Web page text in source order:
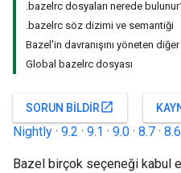
.bazelrc dosyaları nerede
.bazelrc söz dizimi ve semantiği
Bazel'in davranışını yöneten
Global bazelrc dosyası
SORUN BILDIRopen_in_new
Nightly · 9.2 · 9.1 · 9.0 · 8.7 · 8.6
Bazel birçok seçeneği kabul